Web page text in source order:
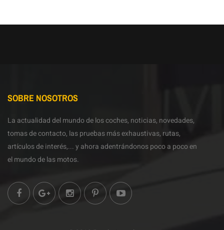
SOBRE NOSOTROS
La actualidad del mundo de los coches, noticias, novedades,
tomas de contacto, las pruebas más exhaustivas, rutas,
artículos de interés,... y ahora adentrándonos poco a poco en
el mundo de las motos.